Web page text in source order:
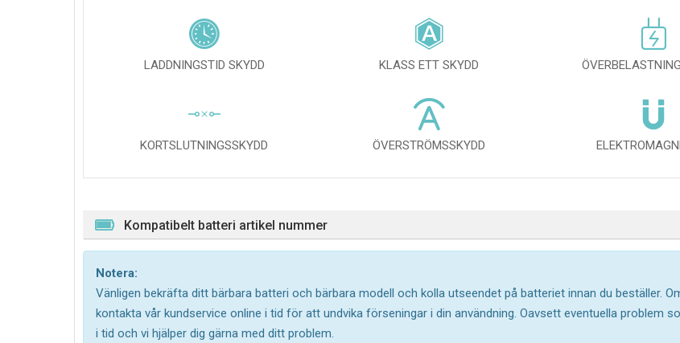
LADDNINGSTID SKYDD KLASS ETT SKYDD
KORTSLUTNINGSSKYDD ÖVERSTRÖMSSKYDD
Kompatibelt batteri artikel nummer
Notera:
Vänligen bekräfta ditt bärbara batteri och bärbara modell och kolla utseendet på batteriet innan du beställer.
kontakta vår kundservice online i tid för att undvika förseningar i din användning. Oavsett eventuella problem
i tid och vi hjälper dig gärna med ditt problem.